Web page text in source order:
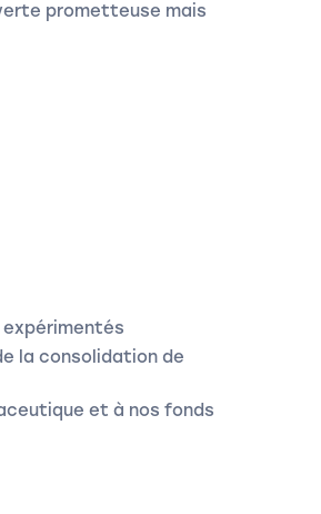
prometteuse mais
la consolidation de
et à nos fonds